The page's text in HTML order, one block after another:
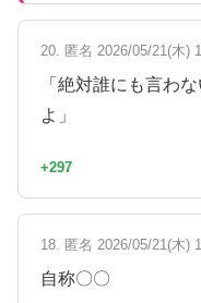
20. 匿名 2026/05/21(木)
「絶対誰にも言わ
よ」
+297
18. 匿名 2026/05/21(木)
自称〇〇